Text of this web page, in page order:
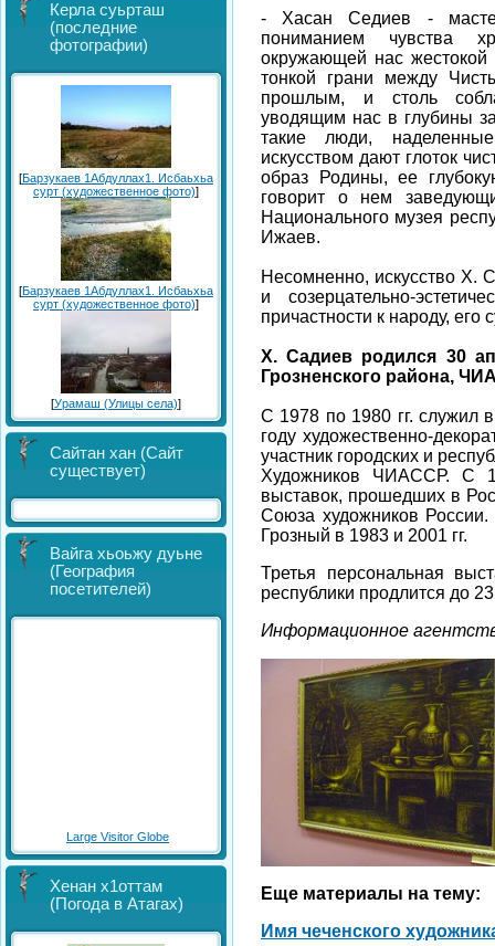
Керла суьрташ
(последние
фотографии)
[Барзукаев 1Абдуллах1. Исбаьхьа
сурт (художественное фото)]
[Барзукаев 1Абдуллах1. Исбаьхьа
сурт (художественное фото)]
[Урамаш (Улицы села)]
Сайтан хан (Сайт
существует)
Вайга хьоьжу дуьне
(География
посетителей)
Large Visitor Globe
Хенан х1оттам
(Погода в Атагах)
- Хасан Седиев -
пониманием чувства
окружающей нас жестокой
тонкой грани между
прошлым, и столь
уводящим нас в глубины
такие люди,
искусством дают глоток
образ Родины, ее
говорит о нем
Национального музея
Ижаев.
Несомненно, искусство Х.
и созерцательно-
причастности к народу, его
Х. Садиев родился 30
Грозненского района,
С 1978 по 1980 гг. служил
году художественно-
участник городских и
Художников ЧИАССР. С
выставок, прошедших в
Союза художников
Грозный в 1983 и 2001 гг.
Третья персональная
республики продлится до
Информационное
Еще материалы на тему:
Имя чеченского